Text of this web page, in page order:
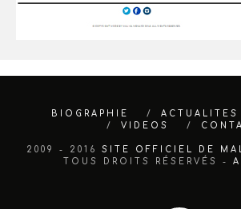
BIOGRAPHIE ACTUALITES
VIDEOS
2009 - 2016 SITE OFFICIEL DE
TOUS DROITS RÉSERVÉS -